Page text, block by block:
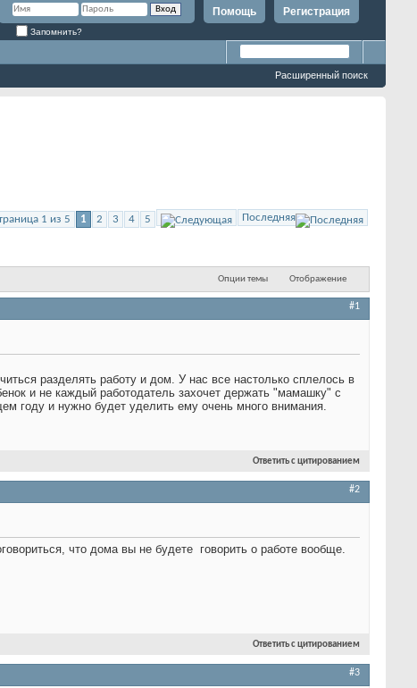
Регистрация
Помощь
Запомнить?
Расширенный поиск
1 из 5 1 2 3 4 5 Последняя
Опции темы Отображение
#1
разделять работу и дом. У нас все настолько сплелось в
и не каждый работодатель захочет держать "мамашку" с
году и нужно будет уделить ему очень много внимания.
Ответить с цитированием
#2
что дома вы не будете говорить о работе вообще.
Ответить с цитированием
#3